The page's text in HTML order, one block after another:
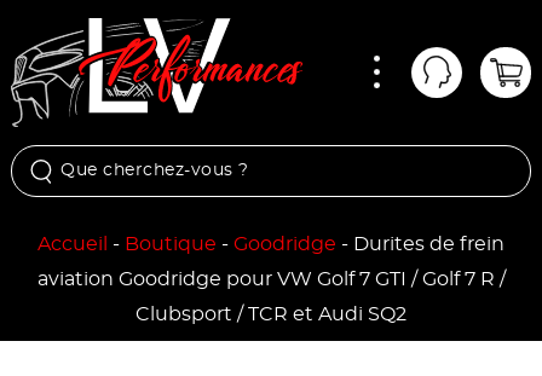
Mon
Accueil - Boutique - Goodridge - Durites de frein
aviation Goodridge pour VW Golf 7 GTI / Golf 7 R /
Clubsport / TCR et Audi SQ2